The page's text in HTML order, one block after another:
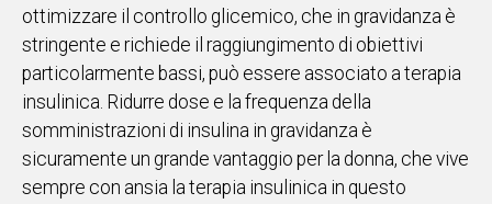
ottimizzare il controllo glicemico, che in gravidanza è
stringente e richiede il raggiungimento di obiettivi
particolarmente bassi, può essere associato a terapia
insulinica. Ridurre dose e la frequenza della
somministrazioni di insulina in gravidanza è
sicuramente un grande vantaggio per la donna, che vive
sempre con ansia la terapia insulinica in questo